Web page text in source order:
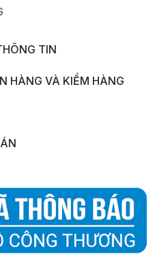
TIN
HÀNG VÀ KIỂM HÀNG